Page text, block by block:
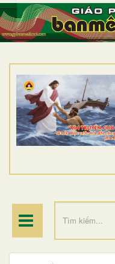
TRANG NHẤT
GIỚI THIỆU
DÒNG TU
BAN MỤC VỤ
ĐOÀN THỂ CG
ĐIỂM HÀNH HƯƠNG